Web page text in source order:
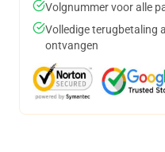
Volgnummer voor alle
Volledige terugbetaling
ontvangen